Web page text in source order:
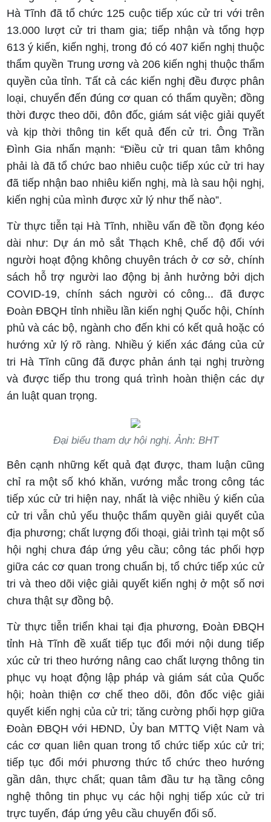
Hà Tĩnh đã tổ chức 125 cuộc tiếp xúc cử tri với trên
13.000 lượt cử tri tham gia; tiếp nhận và tổng hợp
613 ý kiến, kiến nghị, trong đó có 407 kiến nghị thuộc
thẩm quyền Trung ương và 206 kiến nghị thuộc thẩm
quyền của tỉnh. Tất cả các kiến nghị đều được phân
loại, chuyển đến đúng cơ quan có thẩm quyền; đồng
thời được theo dõi, đôn đốc, giám sát việc giải quyết
và kịp thời thông tin kết quả đến cử tri. Ông Trần
Đình Gia nhấn mạnh: “Điều cử tri quan tâm không
phải là đã tổ chức bao nhiêu cuộc tiếp xúc cử tri hay
đã tiếp nhận bao nhiêu kiến nghị, mà là sau hội nghị,
kiến nghị của mình được xử lý như thế nào”.
Từ thực tiễn tại Hà Tĩnh, nhiều vấn đề tồn đọng kéo
dài như: Dự án mỏ sắt Thạch Khê, chế độ đối với
người hoạt động không chuyên trách ở cơ sở, chính
sách hỗ trợ người lao động bị ảnh hưởng bởi dịch
COVID-19, chính sách người có công... đã được
Đoàn ĐBQH tỉnh nhiều lần kiến nghị Quốc hội, Chính
phủ và các bộ, ngành cho đến khi có kết quả hoặc có
hướng xử lý rõ ràng. Nhiều ý kiến xác đáng của cử
tri Hà Tĩnh cũng đã được phản ánh tại nghị trường
và được tiếp thu trong quá trình hoàn thiện các dự
án luật quan trọng.
Đại biểu tham dự hội nghị. Ảnh: BHT
Bên cạnh những kết quả đạt được, tham luận cũng
chỉ ra một số khó khăn, vướng mắc trong công tác
tiếp xúc cử tri hiện nay, nhất là việc nhiều ý kiến của
cử tri vẫn chủ yếu thuộc thẩm quyền giải quyết của
địa phương; chất lượng đối thoại, giải trình tại một số
hội nghị chưa đáp ứng yêu cầu; công tác phối hợp
giữa các cơ quan trong chuẩn bị, tổ chức tiếp xúc cử
tri và theo dõi việc giải quyết kiến nghị ở một số nơi
chưa thật sự đồng bộ.
Từ thực tiễn triển khai tại địa phương, Đoàn ĐBQH
tỉnh Hà Tĩnh đề xuất tiếp tục đổi mới nội dung tiếp
xúc cử tri theo hướng nâng cao chất lượng thông tin
phục vụ hoạt động lập pháp và giám sát của Quốc
hội; hoàn thiện cơ chế theo dõi, đôn đốc việc giải
quyết kiến nghị của cử tri; tăng cường phối hợp giữa
Đoàn ĐBQH với HĐND, Ủy ban MTTQ Việt Nam và
các cơ quan liên quan trong tổ chức tiếp xúc cử tri;
tiếp tục đổi mới phương thức tổ chức theo hướng
gần dân, thực chất; quan tâm đầu tư hạ tầng công
nghệ thông tin phục vụ các hội nghị tiếp xúc cử tri
trực tuyến, đáp ứng yêu cầu chuyển đổi số.